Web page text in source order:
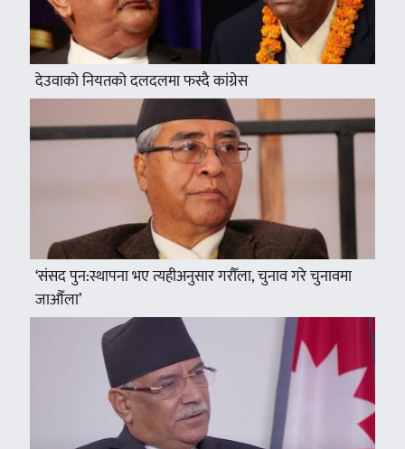
देउवाको नियतको दलदलमा फस्दै कांग्रेस
‘संसद पुन:स्थापना भए त्यहीअनुसार गरौँला, चुनाव गरे चुनावमा
जाऔँला’